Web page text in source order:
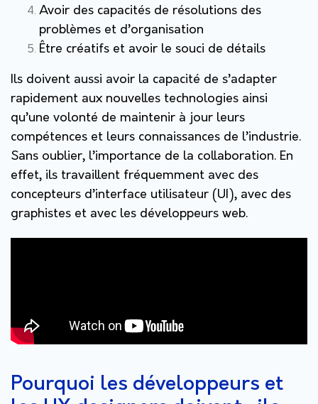
Avoir des capacités de résolutions des
problèmes et d’organisation
Être créatifs et avoir le souci de détails
Ils doivent aussi avoir la capacité de s’adapter
rapidement aux nouvelles technologies ainsi
qu’une volonté de maintenir à jour leurs
compétences et leurs connaissances de l’industrie.
Sans oublier, l’importance de la collaboration. En
effet, ils travaillent fréquemment avec des
concepteurs d’interface utilisateur (UI), avec des
graphistes et avec les développeurs web.
Pourquoi les développeurs et